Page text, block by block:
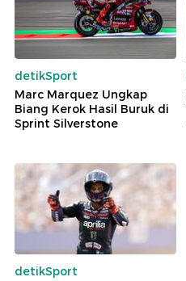
detikSport
Marc Marquez Ungkap
Biang Kerok Hasil Buruk di
Sprint Silverstone
detikSport